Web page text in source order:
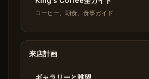
コーヒー、朝食、食事ガイド
来店計画
ギャラリーと眺望